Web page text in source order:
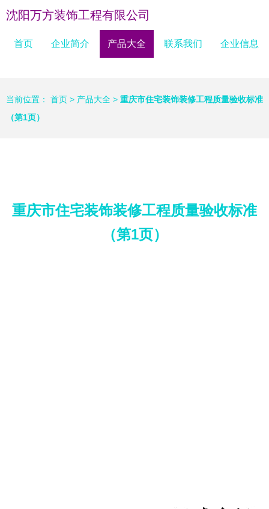
沈阳万方装饰工程有限公司
首页 企业简介 产品大全 联系我们 企业信息
当前位置： 首页 > 产品大全 > 重庆市住宅装饰装修工程质量验收标准
（第1页）
重庆市住宅装饰装修工程质量验收标准
（第1页）